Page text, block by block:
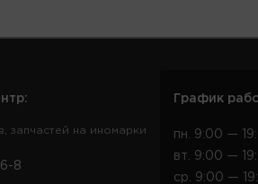
запчастей на иномарки
8
График
пн. 9:00 —
вт. 9:00 —
ср. 9:00 —